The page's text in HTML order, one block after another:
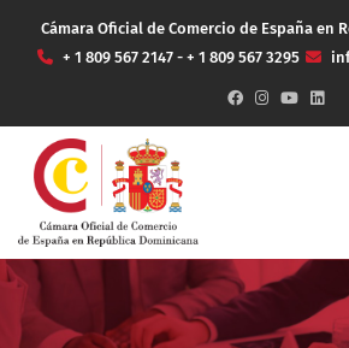
Cámara Oficial de Comercio de España en
+ 1 809 567 2147 - + 1 809 567 3295